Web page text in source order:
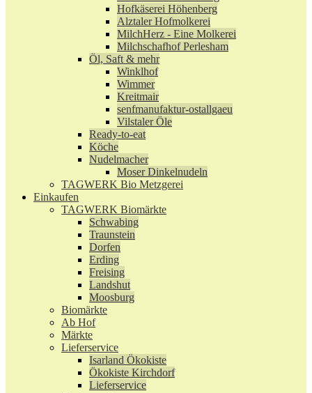
Hofkäserei Höhenberg
Alztaler Hofmolkerei
MilchHerz - Eine Molkerei
Milchschafhof Perlesham
Öl, Saft & mehr
Winklhof
Wimmer
Kreitmair
senfmanufaktur-ostallgaeu
Vilstaler Öle
Ready-to-eat
Köche
Nudelmacher
Moser Dinkelnudeln
TAGWERK Bio Metzgerei
Einkaufen
TAGWERK Biomärkte
Schwabing
Traunstein
Dorfen
Erding
Freising
Landshut
Moosburg
Biomärkte
Ab Hof
Märkte
Lieferservice
Isarland Ökokiste
Ökokiste Kirchdorf
Lieferservice